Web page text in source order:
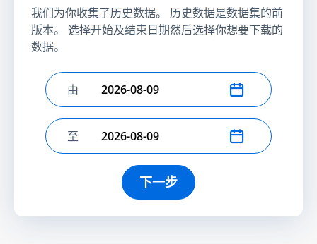
我们为你收集了历史数据。 历史数据是数据集的前
版本。 选择开始及结束日期然后选择你想要下载的
数据。
选择开始日期
由
选择结束日期
至
下一步